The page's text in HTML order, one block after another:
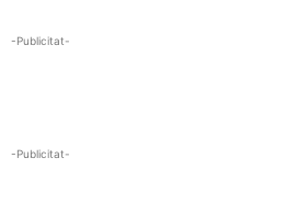
-Publicitat-
-Publicitat-